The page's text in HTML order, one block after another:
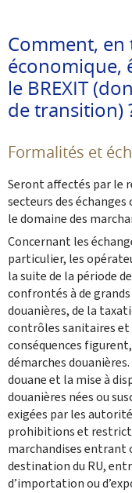
Comment, en
économique,
le BREXIT
de transition)
Formalités et
Seront affectés par le
secteurs des échanges
le domaine des
Concernant les
particulier, les
la suite de la période
confrontés à de
douanières, de la
contrôles sanitaires et
conséquences
démarches
douane et la mise à
douanières nées ou
exigées par les
prohibitions et
marchandises entrant
destination du RU,
d’importation ou